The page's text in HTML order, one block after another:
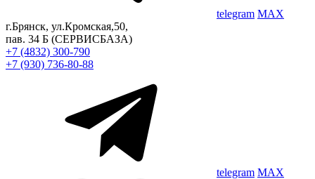
telegram MAX
г.Брянск, ул.Кромская,50,
пав. 34 Б (СЕРВИСБАЗА)
+7 (4832) 300-790
+7 (930) 736-80-88
telegram MAX